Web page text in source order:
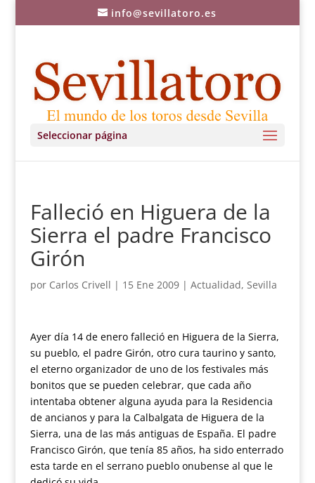
info@sevillatoro.es
Seleccionar página
Falleció en Higuera de la
Sierra el padre Francisco
Girón
por Carlos Crivell | 15 Ene 2009| Actualidad, Sevilla
Ayer día 14 de enero falleció en Higuera de la Sierra,
su pueblo, el padre Girón, otro cura taurino y santo,
el eterno organizador de uno de los festivales más
bonitos que se pueden celebrar, que cada año
intentaba obtener alguna ayuda para la Residencia
de ancianos y para la Calbalgata de Higuera de la
Sierra, una de las más antiguas de España. El padre
Francisco Girón, que tenía 85 años, ha sido enterrado
esta tarde en el serrano pueblo onubense al que le